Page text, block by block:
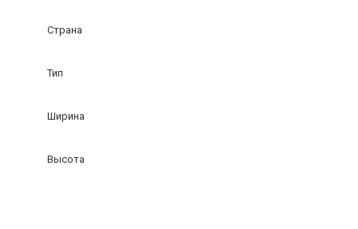
Страна
Тип
Ширина
Высота